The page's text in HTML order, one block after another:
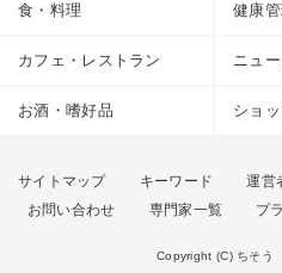
食・料理 健康
カフェ・レストラン ニュ
お酒・嗜好品 ショ
サイトマップ キーワード 運営
お問い合わせ
専門家一覧 プ
Copyright (C) ちそう